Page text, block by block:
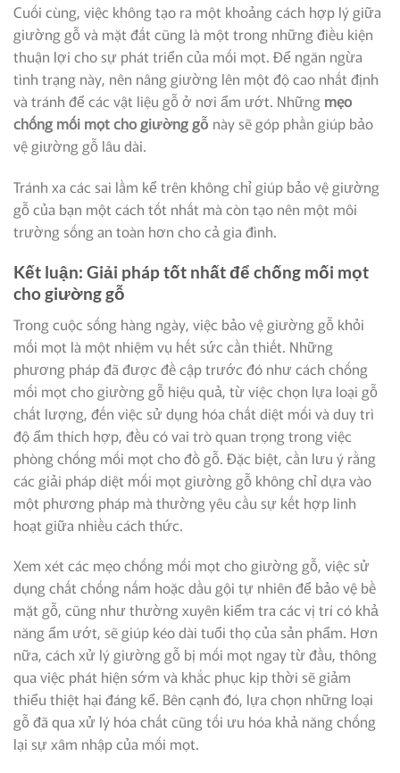
Cuối cùng, việc không tạo ra một khoảng cách hợp lý giữa
giường gỗ và mặt đất cũng là một trong những điều kiện
thuận lợi cho sự phát triển của mối mọt. Để ngăn ngừa
tình trạng này, nên nâng giường lên một độ cao nhất định
và tránh để các vật liệu gỗ ở nơi ẩm ướt. Những mẹo
chống mối mọt cho giường gỗ này sẽ góp phần giúp bảo
vệ giường gỗ lâu dài.
Tránh xa các sai lầm kể trên không chỉ giúp bảo vệ giường
gỗ của bạn một cách tốt nhất mà còn tạo nên một môi
trường sống an toàn hơn cho cả gia đình.
Kết luận: Giải pháp tốt nhất để chống mối mọt
cho giường gỗ
Trong cuộc sống hàng ngày, việc bảo vệ giường gỗ khỏi
mối mọt là một nhiệm vụ hết sức cần thiết. Những
phương pháp đã được đề cập trước đó như cách chống
mối mọt cho giường gỗ hiệu quả, từ việc chọn lựa loại gỗ
chất lượng, đến việc sử dụng hóa chất diệt mối và duy trì
độ ẩm thích hợp, đều có vai trò quan trọng trong việc
phòng chống mối mọt cho đồ gỗ. Đặc biệt, cần lưu ý rằng
các giải pháp diệt mối mọt giường gỗ không chỉ dựa vào
một phương pháp mà thường yêu cầu sự kết hợp linh
hoạt giữa nhiều cách thức.
Xem xét các mẹo chống mối mọt cho giường gỗ, việc sử
dụng chất chống nấm hoặc dầu gội tự nhiên để bảo vệ bề
mặt gỗ, cũng như thường xuyên kiểm tra các vị trí có khả
năng ẩm ướt, sẽ giúp kéo dài tuổi thọ của sản phẩm. Hơn
nữa, cách xử lý giường gỗ bị mối mọt ngay từ đầu, thông
qua việc phát hiện sớm và khắc phục kịp thời sẽ giảm
thiểu thiệt hại đáng kể. Bên cạnh đó, lựa chọn những loại
gỗ đã qua xử lý hóa chất cũng tối ưu hóa khả năng chống
lại sự xâm nhập của mối mọt.